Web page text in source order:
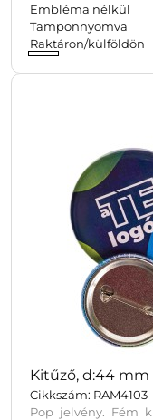
Embléma nélkül
Tamponnyomva
Raktáron/külföldön
Kitűző, d:44 mm
Cikkszám: RAM4103
Pop jelvény. Fém